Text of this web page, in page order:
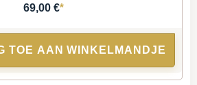
69,00 €*
TOE AAN WINKELMANDJE